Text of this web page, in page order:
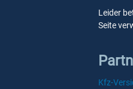
Leider
Seite
Kfz-